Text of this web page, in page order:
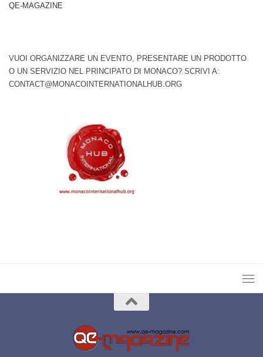
QE-MAGAZINE
VUOI ORGANIZZARE UN EVENTO, PRESENTARE UN PRODOTTO
O UN SERVIZIO NEL PRINCIPATO DI MONACO? SCRIVI A:
CONTACT@MONACOINTERNATIONALHUB.ORG